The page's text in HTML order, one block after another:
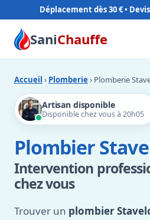
Déplacement dès 30 €
SaniChauffe
Accueil › Plomberie › Plomberie
Artisan disponible
Disponible chez vous à 20h05
Plombier
Intervention
chez vous
Trouver un plombier